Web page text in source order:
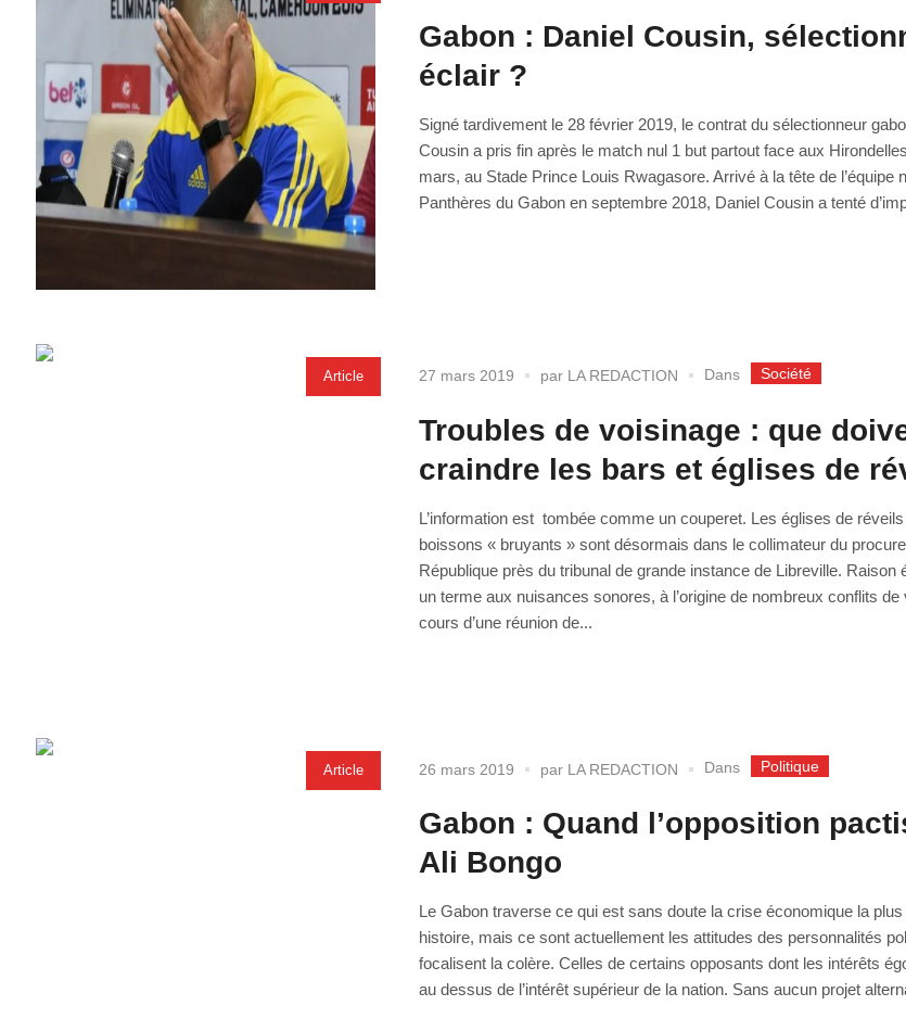
Gabon : Daniel Cousin,
éclair ?
Signé tardivement le 28 février 2019, le contrat du sélectionneur
Cousin a pris fin après le match nul 1 but partout face aux
mars, au Stade Prince Louis Rwagasore. Arrivé à la tête de l’équipe
Panthères du Gabon en septembre 2018, Daniel Cousin a tenté
Article 27 mars 2019 par LA REDACTION Dans Société
Troubles de voisinage : que
craindre les bars et églises de
L’information est tombée comme un couperet. Les églises de
boissons « bruyants » sont désormais dans le collimateur du
République près du tribunal de grande instance de Libreville. Raison
un terme aux nuisances sonores, à l’origine de nombreux conflits de
cours d’une réunion de...
Article 26 mars 2019 par LA REDACTION Dans Politique
Gabon : Quand l’opposition
Ali Bongo
Le Gabon traverse ce qui est sans doute la crise économique la
histoire, mais ce sont actuellement les attitudes des personnalités
focalisent la colère. Celles de certains opposants dont les intérêts
au dessus de l’intérêt supérieur de la nation. Sans aucun projet